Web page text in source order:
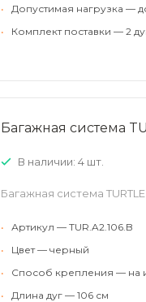
•
Допустимая нагрузка —
•
Комплект поставки — 2
Багажная система
В наличии: 4 шт.
Багажная система TURTLE
•
Артикул — TUR.A2.106.B
•
Цвет — черный
•
Способ крепления — на
•
Длина дуг — 106 см